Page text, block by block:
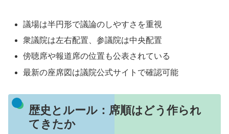
議場は半円形で議論のしやすさを重視
衆議院は左右配置、参議院は中央配置
傍聴席や報道席の位置も公表されている
最新の座席図は議院公式サイトで確認可能
歴史とルール：席順はどう作られ
てきたか